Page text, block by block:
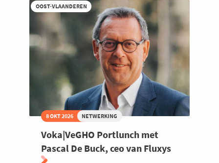
met
Luc
Haekens
OOST-VLAANDEREN
8 OKT 2026 NETWERKING
Voka|VeGHO Portlunch met
Pascal De Buck, ceo van Fluxys